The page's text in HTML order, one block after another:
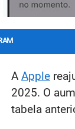
A Apple
2025. O
tabela